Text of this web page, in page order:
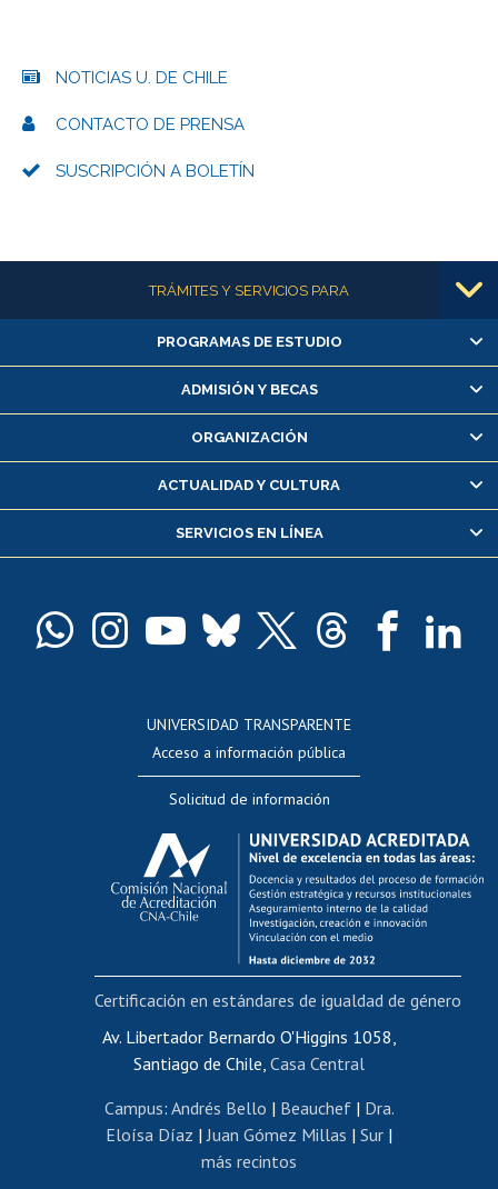
NOTICIAS U. DE CHILE
CONTACTO DE PRENSA
SUSCRIPCIÓN A BOLETÍN
Más informaciónTRÁMITES Y SERVICIOS PARA
Alumnas/os y exalumnas/os
Matrícula en línea
Inscripción y cambio de asignaturas
Consulta y certificado de notas
Servicio médico y dental
Pago de arancel y crédito alumnos
Docentes
Evaluación docente
Calificación académica
Postulación al AUCAI
Funcionarias/os
Cursos internos de capacitación
Bienestar del personal
Portal de movilidad interna
Certificado de renta
Certificado de renta honorarios
Editar páginas blancas
Extranjeras/os
PROGRAMAS DE ESTUDIO
ADMISIÓN Y BECAS
ORGANIZACIÓN
ACTUALIDAD Y CULTURA
SERVICIOS EN LÍNEA
UNIVERSIDAD TRANSPARENTE
Acceso a información pública
Solicitud de información
Av. Libertador Bernardo O'Higgins 1058,
Santiago de Chile, Casa Central
Campus: Andrés Bello | Beauchef| Dra.
Eloísa Díaz |Juan Gómez Millas | Sur |
más recintos
Certificación en estándares de igualdad de género